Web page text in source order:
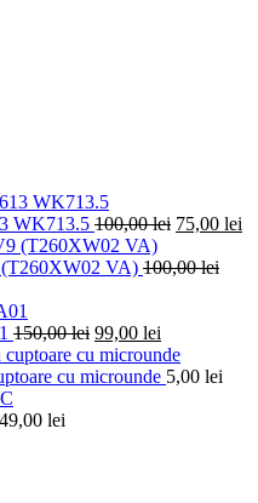
WK713.5 100,00lei Prețul
a
75,00 lei
VA) 100,00lei
150,00lei Prețul
inițial
a
99,00 lei
curent
este:
cu microunde 5,00 lei
49,00 lei